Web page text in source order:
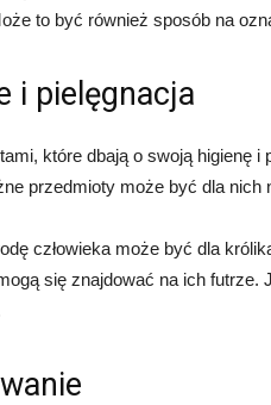
to być również sposób na
i pielęgnacja
które dbają o swoją higienę
przedmioty może być dla
człowieka może być dla
się znajdować na ich futrze.